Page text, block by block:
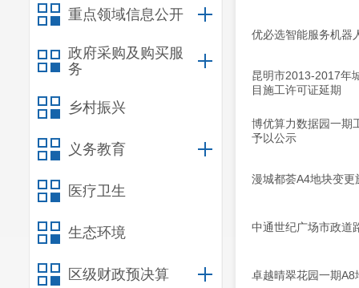
重点领域信息公开
政府采购及购买服
务
乡村振兴
义务教育
医疗卫生
生态环境
区级财政预决算
优必选智能服务机器
昆明市2013-2017年
目施工许可证延期
博优算力数据园一期
予以公示
漫城都荟A4地块变更
中通世纪广场市政道
卓越晴翠花园一期